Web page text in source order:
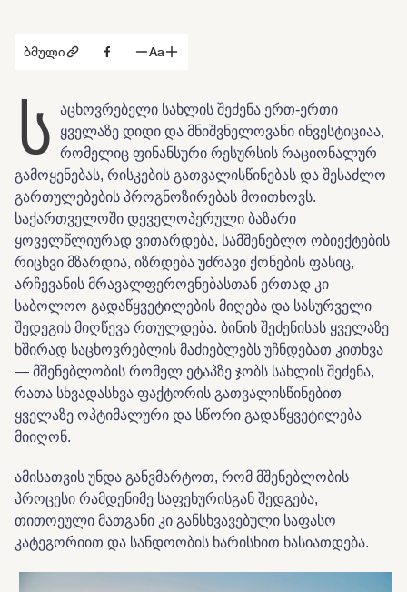
ს აცხოვრებელი სახლის შეძენა ერთ-ერთი
ყველაზე დიდი და მნიშვნელოვანი ინვესტიციაა,
რომელიც ფინანსური რესურსის რაციონალურ
გამოყენებას, რისკების გათვალისწინებას და შესაძლო
გართულებების პროგნოზირებას მოითხოვს.
საქართველოში დეველოპერული ბაზარი
ყოველწლიურად ვითარდება, სამშენებლო ობიექტების
რიცხვი მზარდია, იზრდება უძრავი ქონების ფასიც,
არჩევანის მრავალფეროვნებასთან ერთად კი
საბოლოო გადაწყვეტილების მიღება და სასურველი
შედეგის მიღწევა რთულდება. ბინის შეძენისას ყველაზე
ხშირად საცხოვრებლის მაძიებლებს უჩნდებათ კითხვა
— მშენებლობის რომელ ეტაპზე ჯობს სახლის შეძენა,
რათა სხვადასხვა ფაქტორის გათვალისწინებით
ყველაზე ოპტიმალური და სწორი გადაწყვეტილება
მიიღონ.
ამისათვის უნდა განვმარტოთ, რომ მშენებლობის
პროცესი რამდენიმე საფეხურისგან შედგება,
თითოეული მათგანი კი განსხვავებული საფასო
კატეგორიით და სანდოობის ხარისხით ხასიათდება.
ბმული Aa